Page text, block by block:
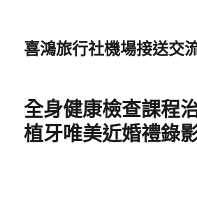
喜鴻旅行社機場接送交
全身健康檢查課程
植牙唯美近婚禮錄